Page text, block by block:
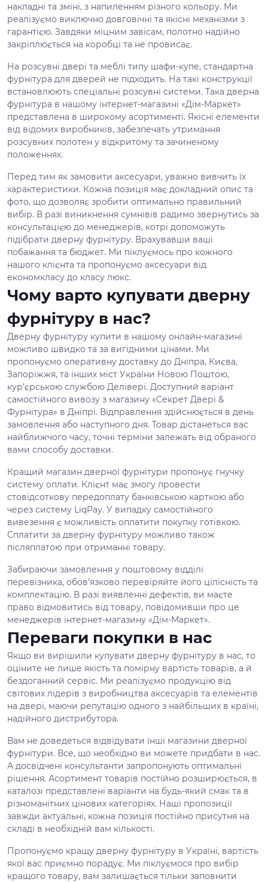
накладні та зміні, з напиленням різного кольору. Ми
реалізуємо виключно довговічні та якісні механізми з
гарантією. Завдяки міцним завісам, полотно надійно
закріплюється на коробці та не провисає.
На розсувні двері та меблі типу шафи-купе, стандартна
фурнітура для дверей не підходить. На такі конструкції
встановлюють спеціальні розсувні системи. Така дверна
фурнітура в нашому інтернет-магазині «Дім-Маркет»
представлена в широкому асортименті. Якісні елементи
від відомих виробників, забезпечать утримання
розсувних полотен у відкритому та зачиненому
положеннях.
Перед тим як замовити аксесуари, уважно вивчить їх
характеристики. Кожна позиція має докладний опис та
фото, що дозволяє зробити оптимально правильний
вибір. В разі виникнення сумнівів радимо звернутись за
консультацією до менеджерів, котрі допоможуть
підібрати дверну фурнітуру. Врахувавши ваші
побажання та бюджет. Ми піклуємось про кожного
нашого клієнта та пропонуємо аксесуари від
економкласу до класу люкс.
Чому варто купувати дверну
фурнітуру в нас?
Дверну фурнітуру купити в нашому онлайн-магазині
можливо швидко та за вигідними цінами. Ми
пропонуємо оперативну доставку до Дніпра, Києва,
Запоріжжя, та інших міст України Новою Поштою,
кур’єрською службою Делівері. Доступний варіант
самостійного вивозу з магазину «Секрет Двері &
Фурнітура» в Дніпрі. Відправлення здійснюється в день
замовлення або наступного дня. Товар дістанеться вас
найближчого часу, точні терміни залежать від обраного
вами способу доставки.
Кращий магазин дверної фурнітури пропонує гнучку
систему оплати. Клієнт має змогу провести
стовідсоткову передоплату банківською карткою або
через систему LiqPay. У випадку самостійного
вивезення є можливість оплатити покупку готівкою.
Сплатити за дверну фурнітуру можливо також
післяплатою при отриманні товару.
Забираючи замовлення у поштовому відділі
перевізника, обов’язково перевіряйте його цілісність та
комплектацію. В разі виявленні дефектів, ви маєте
право відмовитись від товару, повідомивши про це
менеджерів інтернет-магазину «Дім-Маркет».
Переваги покупки в нас
Якщо ви вирішили купувати дверну фурнітуру в нас, то
оціните не лише якість та помірну вартість товарів, а й
бездоганний сервіс. Ми реалізуємо продукцію від
світових лідерів з виробництва аксесуарів та елементів
на двері, маючи репутацію одного з найбільших в країні,
надійного дистрибутора.
Вам не доведеться відвідувати інші магазини дверної
фурнітури. Все, що необхідно ви можете придбати в нас.
А досвідчені консультанти запропонують оптимальні
рішення. Асортимент товарів постійно розширюється, в
каталозі представлені варіанти на будь-який смак та в
різноманітних цінових категоріях. Наші пропозиції
завжди актуальні, кожна позиція постійно присутня на
складі в необхідній вам кількості.
Пропонуємо кращу дверну фурнітуру в Україні, вартість
якої вас приємно порадує. Ми піклуємося про вибір
кращого товару, вам залишається тільки заповнити